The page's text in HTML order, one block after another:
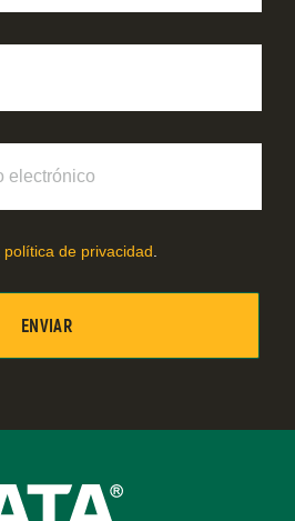
política de privacidad